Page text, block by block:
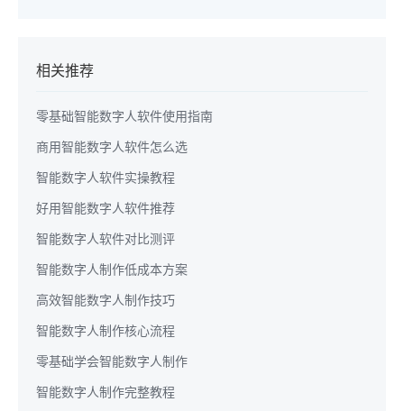
相关推荐
零基础智能数字人软件使用指南
商用智能数字人软件怎么选
智能数字人软件实操教程
好用智能数字人软件推荐
智能数字人软件对比测评
智能数字人制作低成本方案
高效智能数字人制作技巧
智能数字人制作核心流程
零基础学会智能数字人制作
智能数字人制作完整教程